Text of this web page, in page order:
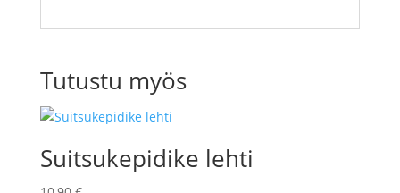
Tutustu myös
Suitsukepidike lehti